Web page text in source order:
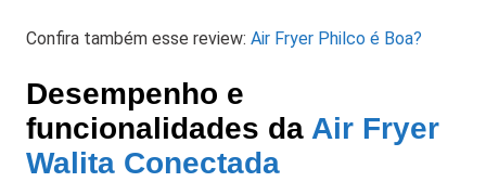
Confira também esse review: Air Fryer Philco é Boa?
Desempenho e
funcionalidades da Air Fryer
Walita Conectada